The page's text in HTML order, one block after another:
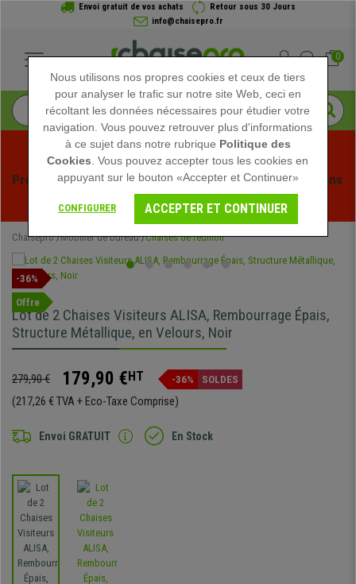
Envoi gratuit de vos achats
Retour sous 30 Jours
info@chaisepro.fr
0
Profitez des soldes d'été chez Chaisepro ! Des réductions
exclusives pour une durée limitée - Voir l'offre
Chaisepro Mobilier de bureau Chaises de réunion
-36%
Offre
Lot de 2 Chaises Visiteurs ALISA, Rembourrage Épais,
Structure Métallique, en Velours, Noir
279,90 € 179,90 €HT -36% SOLDES
(217,26 € TVA + Eco-Taxe Comprise)
Envoi GRATUIT En Stock
Nous utilisons nos propres cookies et ceux de tiers
pour analyser le trafic sur notre site Web, ceci en
récoltant les données nécessaires pour étudier votre
navigation. Vous pouvez retrouver plus d'informations
à ce sujet dans notre rubrique Politique des
Cookies . Vous pouvez accepter tous les cookies en
appuyant sur le bouton «Accepter et Continuer»
CONFIGURER ACCEPTER ET CONTINUER